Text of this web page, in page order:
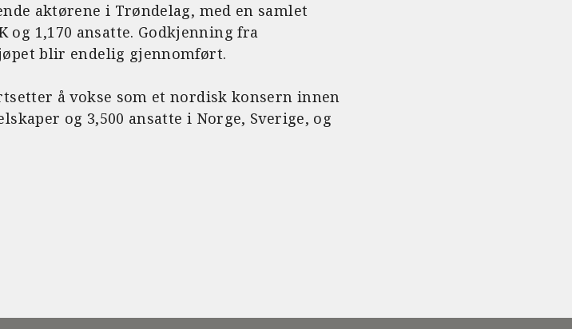
aktørene i Trøndelag, med en samlet
1,170 ansatte. Godkjenning fra
blir endelig gjennomført.
å vokse som et nordisk konsern innen
og 3,500 ansatte i Norge, Sverige, og